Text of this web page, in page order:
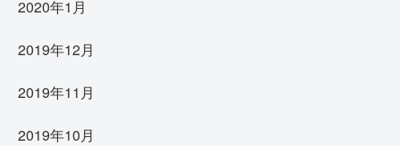
2020年1月
2019年12月
2019年11月
2019年10月